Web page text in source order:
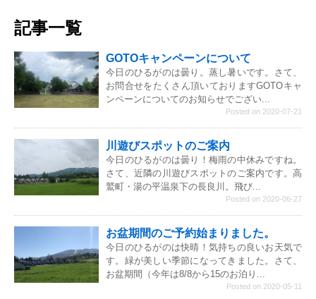
記事一覧
GOTOキャンペーンについて
今日のひるがのは曇り。蒸し暑いです。さて、
お問合せをたくさん頂いておりますGOTOキャ
ンペーンについてのお知らせでござい...
Posted on 2020-07-21
川遊びスポットのご案内
今日のひるがのは曇り！梅雨の中休みですね。
さて、近隣の川遊びスポットのご案内です。高
鷲町・湯の平温泉下の長良川。飛び...
Posted on 2020-06-27
お盆期間のご予約始まりました。
今日のひるがのは快晴！気持ちの良いお天気で
す。緑が美しい季節になってきました。さて、
お盆期間（今年は8/8から15のお泊り...
Posted on 2020-05-11